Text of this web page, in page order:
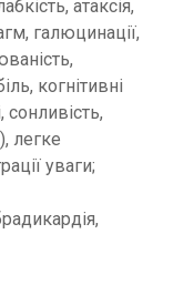
атаксія,
галюцинації,
когнітивні
сонливість,
легке
уваги;